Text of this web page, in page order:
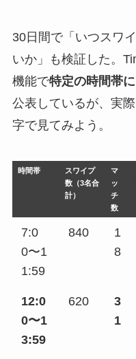
30日間で「いつスワ
いか」も検証した。
機能で特定の時間帯
公表しているが、実
字で見てみよう。
時間帯
スワイプ
数（3名合
計）
マ
ッ
チ
数
7:0
0〜1
1:59
840
1
8
12:0
0〜1
3:59
620
3
1